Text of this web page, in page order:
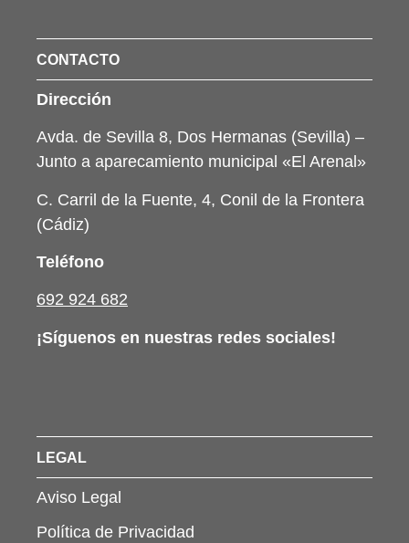
CONTACTO
Dirección
Avda. de Sevilla 8, Dos Hermanas (Sevilla) –
Junto a aparecamiento municipal «El Arenal»
C. Carril de la Fuente, 4, Conil de la Frontera
(Cádiz)
Teléfono
692 924 682
¡Síguenos en nuestras redes sociales!
LEGAL
Aviso Legal
Política de Privacidad